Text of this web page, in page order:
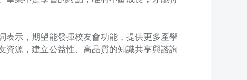
表示，期望能發揮校友會功能，提供更多產學
資源，建立公益性、高品質的知識共享與諮詢